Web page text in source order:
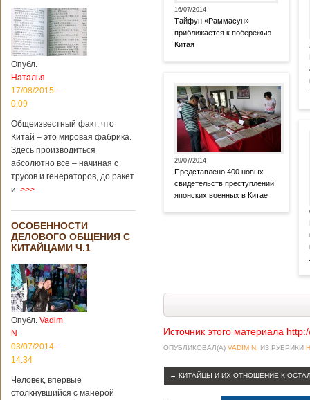
Опубл.
Наталья
17/08/2015 -
0:09
Общеизвестный факт, что
Китай – это мировая фабрика.
Здесь производиться
абсолютно все – начиная с
трусов и генераторов, до ракет
и >>>
ОСОБЕННОСТИ
ДЕЛОВОГО ОБЩЕНИЯ С
КИТАЙЦАМИ Ч.1
Опубл. Vadim
N.
03/07/2014 -
14:34
Человек, впервые
столкнувшийся с манерой
16/07/2014
Тайфун «Раммасун»
приближается к побережью
Китая
29/07/2014
Представлено 400 новых
свидетельств преступлений
японских военных в Китае
Источник этого материала
ОПУБЛИКОВАЛ(А) VADIM N. ИЗ РУБРИКИ
← КИТАЙЦЫ И ИХ ОТНОШЕНИЕ К